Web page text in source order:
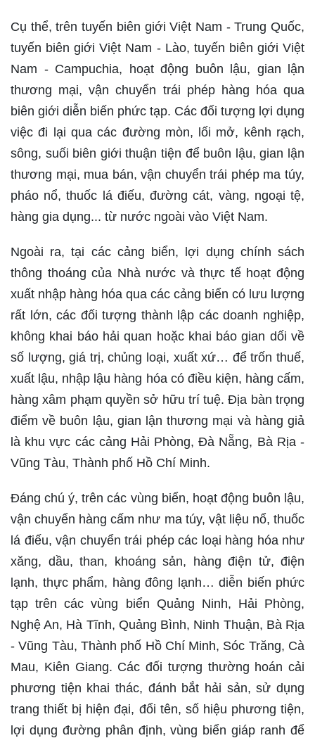
Cụ thể, trên tuyến biên giới Việt Nam - Trung Quốc,
tuyến biên giới Việt Nam - Lào, tuyến biên giới Việt
Nam - Campuchia, hoạt động buôn lậu, gian lận
thương mại, vận chuyển trái phép hàng hóa qua
biên giới diễn biến phức tạp. Các đối tượng lợi dụng
việc đi lại qua các đường mòn, lối mở, kênh rạch,
sông, suối biên giới thuận tiện để buôn lậu, gian lận
thương mại, mua bán, vận chuyển trái phép ma túy,
pháo nổ, thuốc lá điếu, đường cát, vàng, ngoại tệ,
hàng gia dụng... từ nước ngoài vào Việt Nam.
Ngoài ra, tại các cảng biển, lợi dụng chính sách
thông thoáng của Nhà nước và thực tế hoạt động
xuất nhập hàng hóa qua các cảng biển có lưu lượng
rất lớn, các đối tượng thành lập các doanh nghiệp,
không khai báo hải quan hoặc khai báo gian dối về
số lượng, giá trị, chủng loại, xuất xứ… để trốn thuế,
xuất lậu, nhập lậu hàng hóa có điều kiện, hàng cấm,
hàng xâm phạm quyền sở hữu trí tuệ. Địa bàn trọng
điểm về buôn lậu, gian lận thương mại và hàng giả
là khu vực các cảng Hải Phòng, Đà Nẵng, Bà Rịa -
Vũng Tàu, Thành phố Hồ Chí Minh.
Đáng chú ý, trên các vùng biển, hoạt động buôn lậu,
vận chuyển hàng cấm như ma túy, vật liệu nổ, thuốc
lá điếu, vận chuyển trái phép các loại hàng hóa như
xăng, dầu, than, khoáng sản, hàng điện tử, điện
lạnh, thực phẩm, hàng đông lạnh… diễn biến phức
tạp trên các vùng biển Quảng Ninh, Hải Phòng,
Nghệ An, Hà Tĩnh, Quảng Bình, Ninh Thuận, Bà Rịa
- Vũng Tàu, Thành phố Hồ Chí Minh, Sóc Trăng, Cà
Mau, Kiên Giang. Các đối tượng thường hoán cải
phương tiện khai thác, đánh bắt hải sản, sử dụng
trang thiết bị hiện đại, đổi tên, số hiệu phương tiện,
lợi dụng đường phân định, vùng biển giáp ranh để